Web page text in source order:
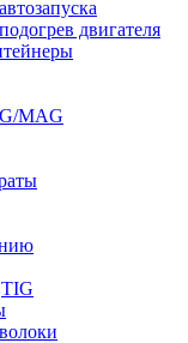
двигателя
MAG